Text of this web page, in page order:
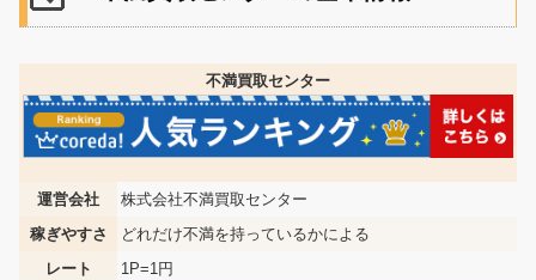
不満買取センター
運営会社
株式会社不満買取センター
稼ぎやすさ
どれだけ不満を持っているかによる
レート
1P=1円